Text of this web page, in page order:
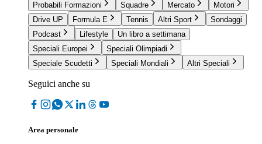
Probabili Formazioni
Squadre Mercato
Motori
Drive UP
Formula E Tennis Altri Sport
Sondaggi
Podcast
Lifestyle
Un libro a settimana
Speciali Europei
Speciali Olimpiadi
Speciale Scudetti
Speciali Mondiali Altri Speciali
Seguici anche su
Area personale